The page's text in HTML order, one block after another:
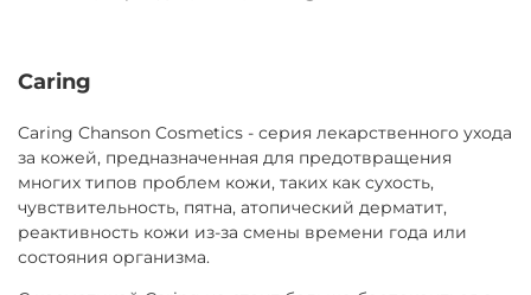
Caring
Caring Chanson Cosmetics - серия лекарственного ухода
за кожей, предназначенная для предотвращения
многих типов проблем кожи, таких как сухость,
чувствительность, пятна, атопический дерматит,
реактивность кожи из-за смены времени года или
состояния организма.